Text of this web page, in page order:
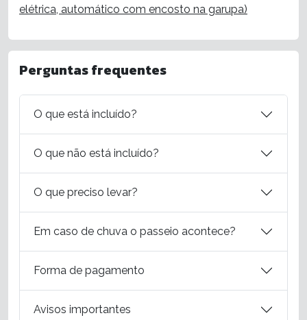
elétrica, automático com encosto na garupa)
Perguntas frequentes
O que está incluído?
O que não está incluído?
O que preciso levar?
Em caso de chuva o passeio acontece?
Forma de pagamento
Avisos importantes